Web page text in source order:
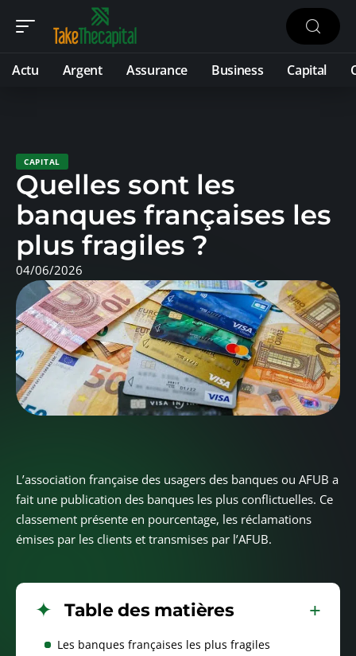
Actu Argent Assurance Business Capital
CAPITAL
Quelles sont les
banques françaises les
plus fragiles ?
04/06/2026
L’association française des usagers des banques ou AFUB a
fait une publication des banques les plus conflictuelles. Ce
classement présente en pourcentage, les réclamations
émises par les clients et transmises par l’AFUB.
Table des matières
Les banques françaises les plus fragiles